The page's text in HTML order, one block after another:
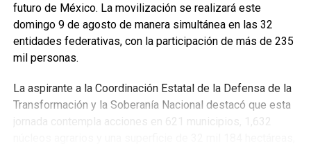
futuro de México. La movilización se realizará este
domingo 9 de agosto de manera simultánea en las 32
entidades federativas, con la participación de más de 235
mil personas.
La aspirante a la Coordinación Estatal de la Defensa de la
Transformación y la Soberanía Nacional destacó que esta
jornada contempla acciones en 621 municipios, 1,632